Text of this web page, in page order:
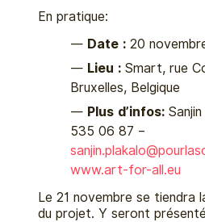
En pratique:
Date :20
Lieu : Smart, rue
Bruxelles, Belgique
Plus d’infos:
535 06 87 –
sanjin.plakalo@
www.art-for-all.eu
Le 21 novembre se tiendra
du projet. Y seront